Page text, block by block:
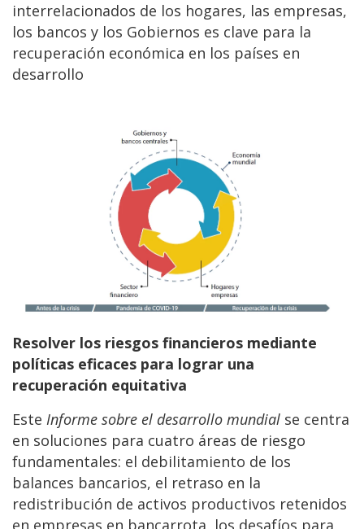
interrelacionados de los hogares, las empresas,
los bancos y los Gobiernos es clave para la
recuperación económica en los países en
desarrollo
Resolver los riesgos financieros mediante
políticas eficaces para lograr una
recuperación equitativa
Este Informe sobre el desarrollo mundial se centra
en soluciones para cuatro áreas de riesgo
fundamentales: el debilitamiento de los
balances bancarios, el retraso en la
redistribución de activos productivos retenidos